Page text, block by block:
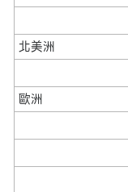
北美洲
歐洲